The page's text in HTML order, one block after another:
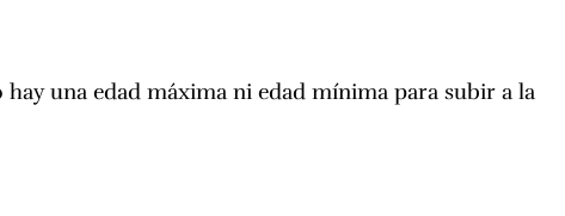
una edad máxima ni edad mínima para subir a la